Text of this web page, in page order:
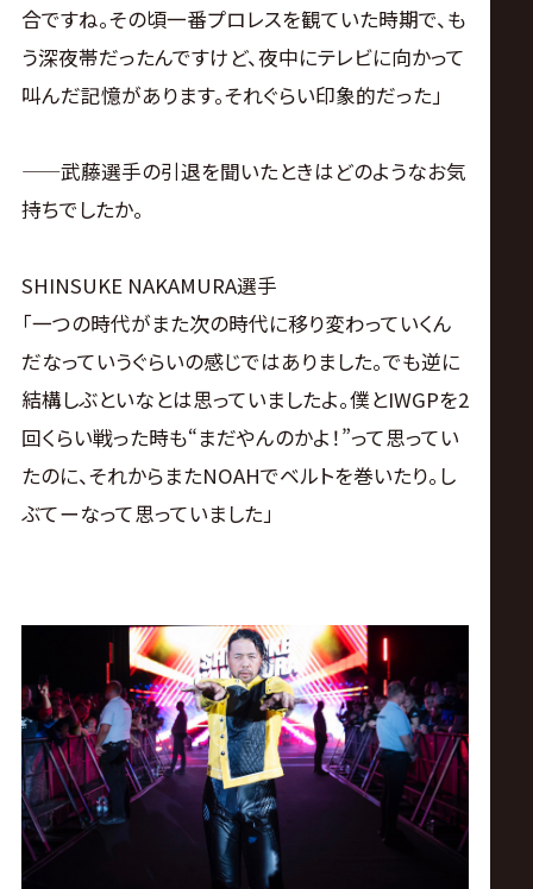
合ですね。その頃一番プロレスを観ていた時期で、も
う深夜帯だったんですけど、夜中にテレビに向かって
叫んだ記憶があります。それぐらい印象的だった」
——武藤選手の引退を聞いたときはどのようなお気
持ちでしたか。
SHINSUKE NAKAMURA選手
「一つの時代がまた次の時代に移り変わっていくん
だなっていうぐらいの感じではありました。でも逆に
結構しぶといなとは思っていましたよ。僕とIWGPを2
回くらい戦った時も“まだやんのかよ！”って思ってい
たのに、それからまたNOAHでベルトを巻いたり。し
ぶてーなって思っていました」